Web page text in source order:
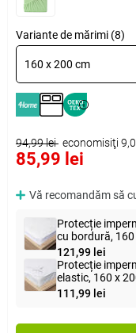
Variante de mărimi (8)
160 x 200 cm
94,99 lei economisiţi
85,99 lei
Vă recomandăm să
Protecție
cu bordură,
121,99 lei
Protecție
elastic, 160 x
111,99 lei